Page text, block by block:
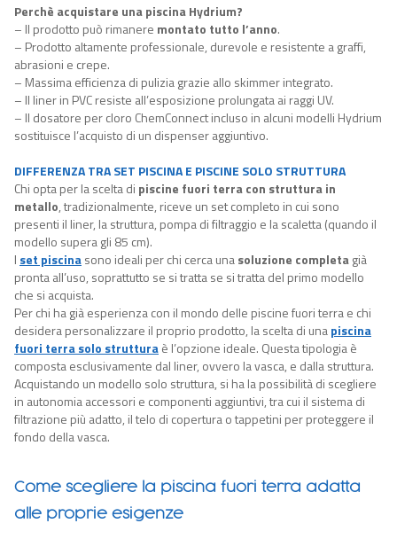
Perchè acquistare una piscina Hydrium?
– Il prodotto può rimanere montato tutto l’anno.
– Prodotto altamente professionale, durevole e resistente a graffi,
abrasioni e crepe.
– Massima efficienza di pulizia grazie allo skimmer integrato.
– Il liner in PVC resiste all’esposizione prolungata ai raggi UV.
– Il dosatore per cloro ChemConnect incluso in alcuni modelli Hydrium
sostituisce l’acquisto di un dispenser aggiuntivo.
DIFFERENZA TRA SET PISCINA E PISCINE SOLO STRUTTURA
Chi opta per la scelta di piscine fuori terra con struttura in
metallo, tradizionalmente, riceve un set completo in cui sono
presenti il liner, la struttura, pompa di filtraggio e la scaletta (quando il
modello supera gli 85 cm).
I set piscinasono ideali per chi cerca unasoluzione completagià
pronta all’uso, soprattutto se si tratta se si tratta del primo modello
che si acquista.
Per chi ha già esperienza con il mondo delle piscine fuori terra e chi
desidera personalizzare il proprio prodotto, la scelta di unapiscina
fuori terra solo strutturaè l’opzione ideale. Questa tipologia è
composta esclusivamente dal liner, ovvero la vasca, e dalla struttura.
Acquistando un modello solo struttura, si ha la possibilità di scegliere
in autonomia accessori e componenti aggiuntivi, tra cui il sistema di
filtrazione più adatto, il telo di copertura o tappetini per proteggere il
fondo della vasca.
Come scegliere la piscina fuori terra adatta
alle proprie esigenze